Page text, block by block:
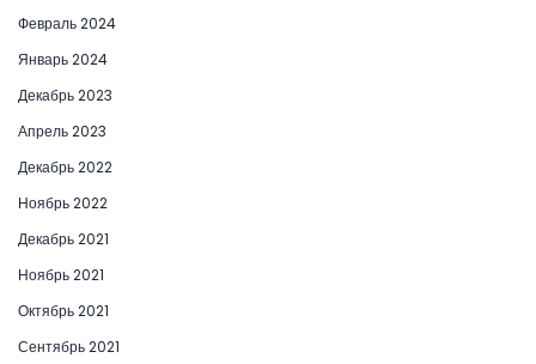
Февраль 2024
Январь 2024
Декабрь 2023
Апрель 2023
Декабрь 2022
Ноябрь 2022
Декабрь 2021
Ноябрь 2021
Октябрь 2021
Сентябрь 2021